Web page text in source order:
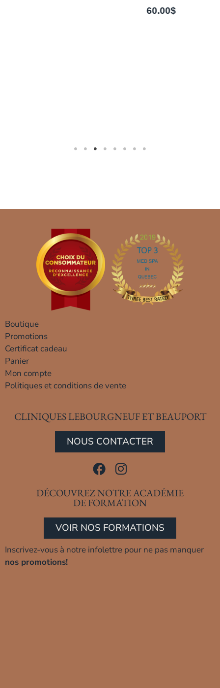
Boutique
Promotions
Certificat cadeau
Panier
Mon compte
Politiques et conditions de vente
CLINIQUES LEBOURGNEUF ET BEAUPORT
NOUS CONTACTER
DÉCOUVREZ NOTRE ACADÉMIE
DE FORMATION
VOIR NOS FORMATIONS
Inscrivez-vous à notre infolettre pour ne pas manquer
nos promotions!